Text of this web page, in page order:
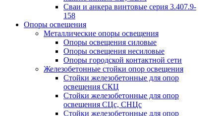
Сваи и анкера винтовые серия 3.407.9-
158
Опоры освещения
Металлические опоры освещения
Опоры освещения силовые
Опоры освещения несиловые
Опоры городской контактной сети
Железобетонные стойки опор освещения
Стойки железобетонные для опор
освещения СКЦ
Стойки железобетонные для опор
освещения СЦс, СНЦс
Стойки железобетонные для опор